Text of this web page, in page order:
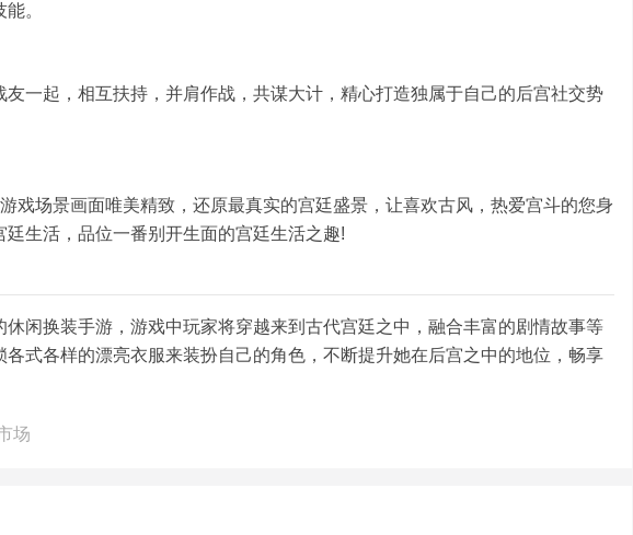
。
一起，相互扶持，并肩作战，共谋大计，精心打造独属于自己的后宫社交势
戏场景画面唯美精致，还原最真实的宫廷盛景，让喜欢古风，热爱宫斗的您身
生活，品位一番别开生面的宫廷生活之趣!
休闲换装手游，游戏中玩家将穿越来到古代宫廷之中，融合丰富的剧情故事等
式各样的漂亮衣服来装扮自己的角色，不断提升她在后宫之中的地位，畅享
场